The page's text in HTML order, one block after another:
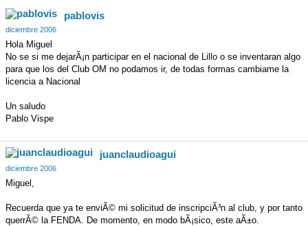
pablovis
diciembre 2006
Hola Miguel
No se si me dejarÃ¡n participar en el nacional de Lillo o se inventaran algo
para que los del Club OM no podamos ir, de todas formas cambiame la
licencia a Nacional
Un saludo
Pablo Vispe
juanclaudioagui
diciembre 2006
Miguel,
Recuerda que ya te enviÃ© mi solicitud de inscripciÃ³n al club, y por tanto
querrÃ© la FENDA. De momento, en modo bÃ¡sico, este aÃ±o.